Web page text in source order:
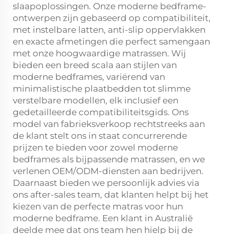
slaapoplossingen. Onze moderne bedframe-
ontwerpen zijn gebaseerd op compatibiliteit,
met instelbare latten, anti-slip oppervlakken
en exacte afmetingen die perfect samengaan
met onze hoogwaardige matrassen. Wij
bieden een breed scala aan stijlen van
moderne bedframes, variërend van
minimalistische plaatbedden tot slimme
verstelbare modellen, elk inclusief een
gedetailleerde compatibiliteitsgids. Ons
model van fabrieksverkoop rechtstreeks aan
de klant stelt ons in staat concurrerende
prijzen te bieden voor zowel moderne
bedframes als bijpassende matrassen, en we
verlenen OEM/ODM-diensten aan bedrijven.
Daarnaast bieden we persoonlijk advies via
ons after-sales team, dat klanten helpt bij het
kiezen van de perfecte matras voor hun
moderne bedframe. Een klant in Australië
deelde mee dat ons team hen hielp bij de